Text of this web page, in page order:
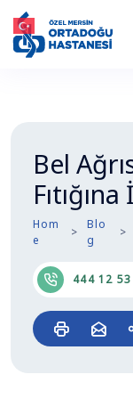
Bel
Hom
e
Blo
g
444 12 53